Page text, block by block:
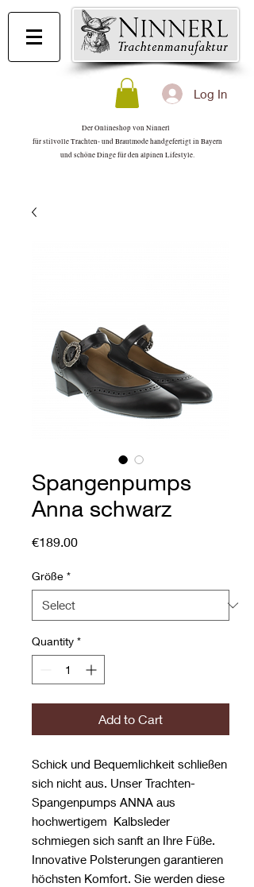
Log In
Der Onlineshop von Ninnerl
für stilvolle Trachten- und Brautmode handgefertigt in Bayern
und schöne Dinge für den alpinen Lifestyle.
Spangenpumps
Anna schwarz
€189.00Price
Größe *
Quantity *
Add to Cart
Schick und Bequemlichkeit schließen
sich nicht aus. Unser Trachten-
Spangenpumps ANNA aus
hochwertigem Kalbsleder
schmiegen sich sanft an Ihre Füße.
Innovative Polsterungen garantieren
höchsten Komfort. Sie werden diese